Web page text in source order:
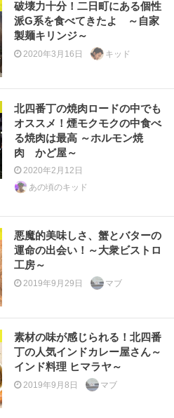
破壊力十分！二日町にある個性
派G系を食べてきたよ ～自家
製麺キリンジ～
2020年3月16日 キッド
北四番丁の焼肉ロードの中でも
オススメ！煙モクモクの中食べ
る焼肉は最高 ～ホルモン焼
肉 かど屋～
2020年2月12日
あの頃のキッド
悪魔的美味しさ、蟹とバターの
運命の出会い！～大衆ビストロ
工房～
2019年9月29日 マブ
素材の味が感じられる！北四番
丁の人気インドカレー屋さん～
インド料理 ヒマラヤ～
2019年9月8日 マブ